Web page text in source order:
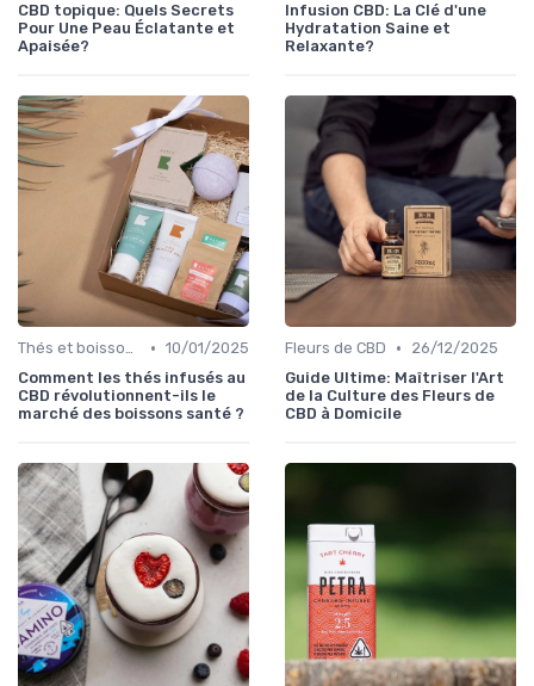
CBD topique: Quels Secrets
Pour Une Peau Éclatante et
Apaisée?
Infusion CBD: La Clé d'une
Hydratation Saine et
Relaxante?
Thés et boissons infusés • 10/01/2025
Comment les thés infusés au
CBD révolutionnent-ils le
marché des boissons santé ?
Fleurs de CBD •
26/12/2025
Guide Ultime: Maîtriser l'Art
de la Culture des Fleurs de
CBD à Domicile